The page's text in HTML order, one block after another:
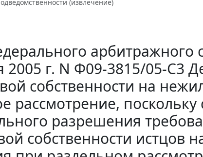
(извлечение)
арбитражного
2005 г. N Ф09-3815/05-С3
собственности на
рассмотрение, поскольку
разрешения
собственности истцов